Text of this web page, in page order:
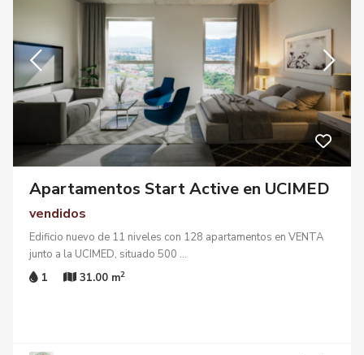
Apartamentos Start Active en UCIMED
vendidos
Edificio nuevo de 11 niveles con 128 apartamentos en VENTA
junto a la UCIMED, situado 500 ...
1
31.00 m2